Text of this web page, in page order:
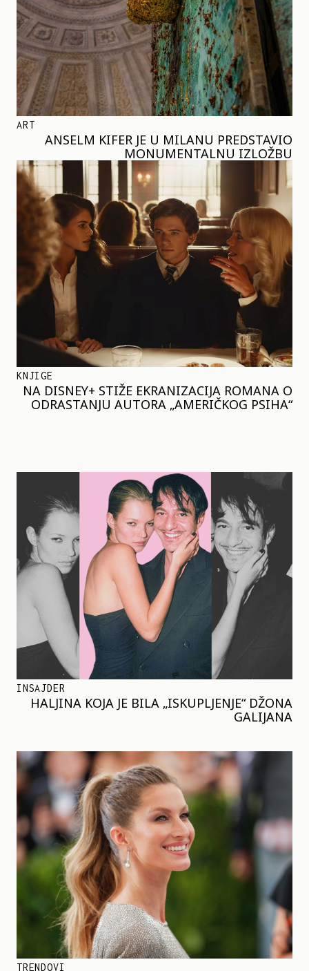
ART
ANSELM KIFER JE U MILANU PREDSTAVIO
MONUMENTALNU IZLOŽBU
KNJIGE
NA DISNEY+ STIŽE EKRANIZACIJA ROMANA O
ODRASTANJU AUTORA „AMERIČKOG PSIHA“
INSAJDER
HALJINA KOJA JE BILA „ISKUPLJENJE“ DŽONA
GALIJANA
TRENDOVI